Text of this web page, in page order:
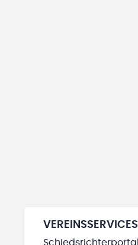
VEREINSSERVICES
Schiedsrichterportal